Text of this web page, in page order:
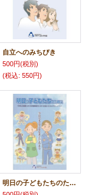
自立へのみちびき
500円(税別)
(税込: 550円)
明日の子どもたちのために